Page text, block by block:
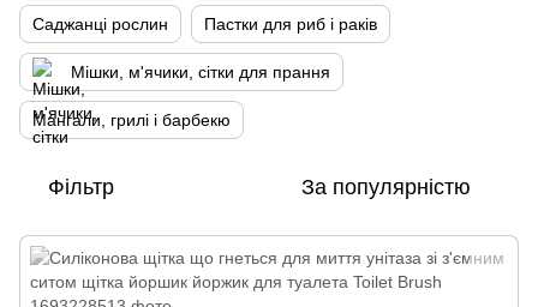
Саджанці рослин Пастки для риб і раків
Мішки, м'ячики, сітки для прання
Мангали, грилі і барбекю
Фільтр За популярністю